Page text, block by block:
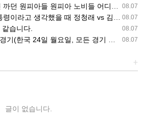
08.07
던 원피아들 원피아 노비들 어디감?
08.07
이라고 생각했을 때 정청래 vs 김민석
08.07
습니다.
08.07
한국 24일 월요일, 모든 경기 철창 매
+
글이 없습니다.